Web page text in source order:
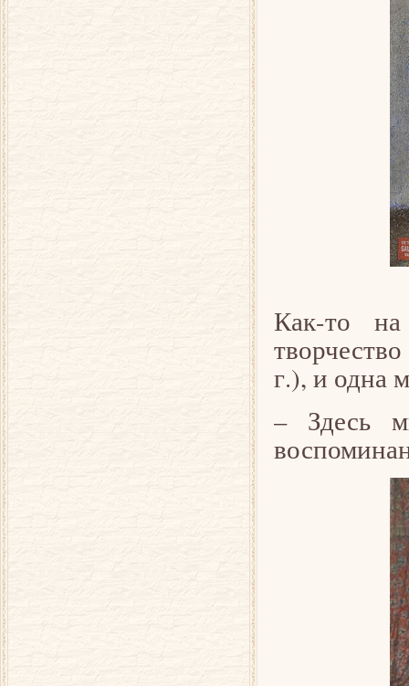
Как-то
г.), и одна
– Здесь